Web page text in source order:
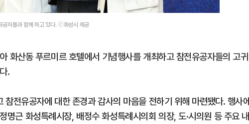
자들과 함께 하고 있다. ⓒ화성시 제공
산동 푸르미르 호텔에서 기념행사를 개최하고 참전유공자들의 고귀
.
전유공자에 대한 존경과 감사의 마음을 전하기 위해 마련됐다. 행사
명근 화성특례시장, 배정수 화성특례시의회 의장, 도·시의원 등 주요